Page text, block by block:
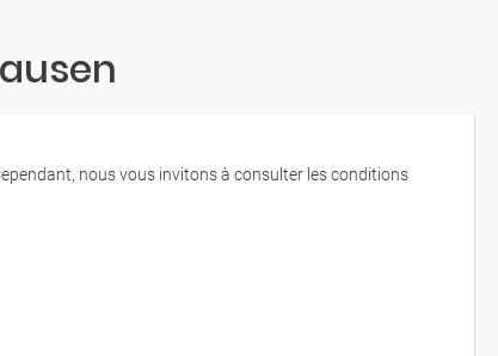
nous vous invitons à consulter les conditions